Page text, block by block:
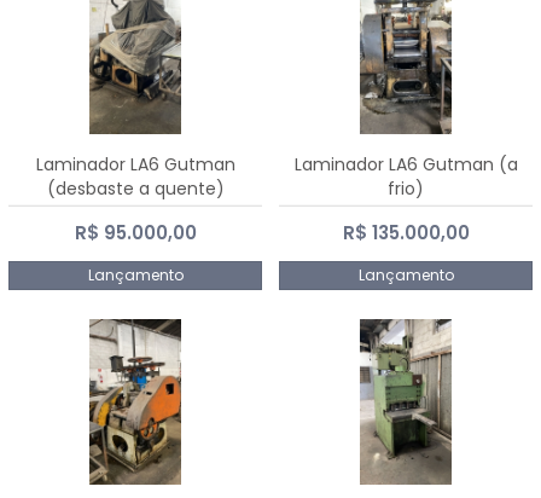
Laminador LA6 Gutman
(desbaste a quente)
R$ 95.000,00
Lançamento
Laminador LA6 Gutman (a
frio)
R$ 135.000,00
Lançamento